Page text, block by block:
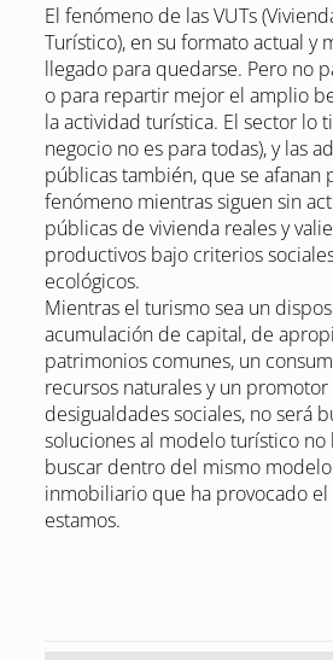
El fenómeno de las VUTs
Turístico), en su formato actual y
llegado para quedarse. Pero no
o para repartir mejor el amplio
la actividad turística. El sector lo
negocio no es para todas), y las
públicas también, que se afanan
fenómeno mientras siguen sin
públicas de vivienda reales y
productivos bajo criterios
ecológicos.
Mientras el turismo sea un
acumulación de capital, de
patrimonios comunes, un
recursos naturales y un promotor
desigualdades sociales, no será
soluciones al modelo turístico no
buscar dentro del mismo
inmobiliario que ha provocado
estamos.